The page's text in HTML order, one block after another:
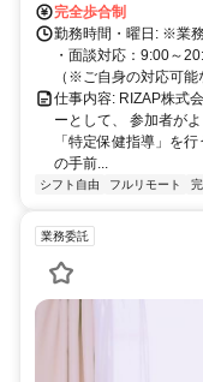
す。1件ごとの成果報酬
に。充実のサポート体制
完全歩合制
勤務時間・曜日: ※業
・面談対応：9:00～
（※ご自身の対応可能
仕事内容: RIZAP株式
ーとして、 参加者が
「特定保健指導」を
の手前...
シフト自由 フルリモート
業務委託